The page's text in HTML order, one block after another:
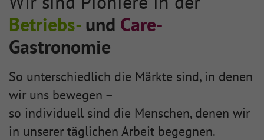
Betriebs-und Care-
Gastronomie
So unterschiedlich die Märkte sind, in denen
wir uns bewegen –
so individuell sind die Menschen, denen wir
in unserer täglichen Arbeit begegnen.